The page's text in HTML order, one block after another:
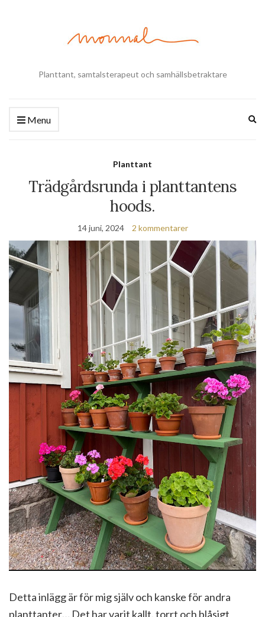
Planttant, samtalsterapeut och samhällsbetraktare
Menu
Planttant
Trädgårdsrunda i planttantens
hoods.
14 juni, 2024 2 kommentarer
Detta inlägg är för mig själv och kanske för andra
planttanter… Det har varit kallt, torrt och blåsigt